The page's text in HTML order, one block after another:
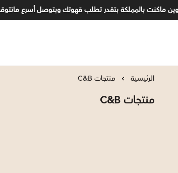
ماكنت بالمملكة بتقدر تطلب قهوتك وبتوصل أسرع ماتتوقع
الرئيسية منتجات C&B
منتجات C&B